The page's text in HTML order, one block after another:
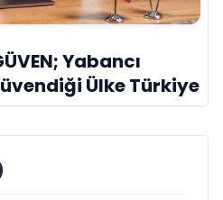
Yabancı
Ülke Türkiye